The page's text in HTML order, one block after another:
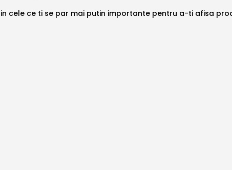
cele ce ti se par mai putin importante pentru a-ti afisa